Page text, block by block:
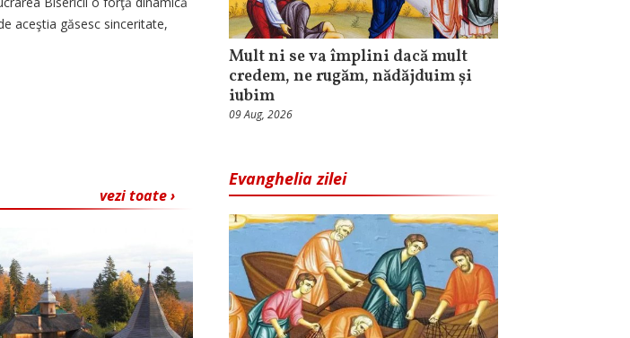
aceştia găsesc sinceritate,
vezi toate ›
Mult ni se va împlini dacă mult
credem, ne rugăm, nădăjduim și
iubim
09 Aug, 2026
Evanghelia zilei